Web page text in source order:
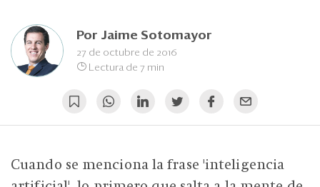
Eventos
Blogs
Edición Impresa
Por Jaime Sotomayor
27 de octubre de 2016
Lectura de 7 min
Cuando se menciona la frase 'inteligencia